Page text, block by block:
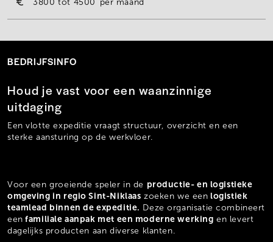
3800 4500 per maand
BEDRIJFSINFO
Houd je vast voor een waanzinnige
uitdaging
Een vlotte expeditie vraagt structuur, overzicht en een
sterke aansturing op de werkvloer.
Voor een groeiende speler in de productie- en logistieke
omgeving in regio Sint-Niklaas zoeken we een logistiek
teamlead binnen de expeditie. Deze organisatie combineert
een familiale aanpak met een moderne werking en levert
dagelijks producten aan diverse klanten.